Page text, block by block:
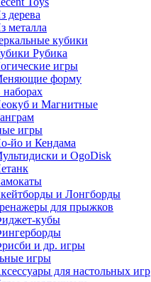
дерева
металла
кубики
Рубика
игры
форму
и Магнитные
игры
йо и Кендама
и OgoDisk
и Лонгборды
для прыжков
кубы
и др. игры
игры
для настольных игр